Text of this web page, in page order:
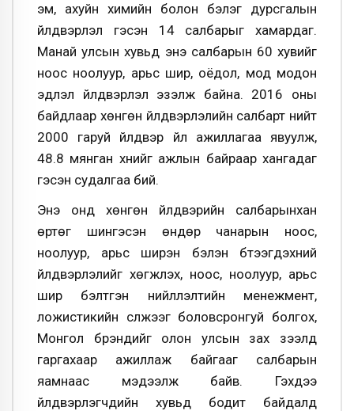
эм, ахуйн химийн болон бэлэг дурсгалын
үйлдвэрлэл гэсэн 14 салбарыг хамардаг.
Манай улсын хувьд энэ салбарын 60 хувийг
ноос ноолуур, арьс шир, оёдол, мод модон
эдлэл үйлдвэрлэл эзэлж байна. 2016 оны
байдлаар хөнгөн үйлдвэрлэлийн салбарт нийт
2000 гаруй үйлдвэр үйл ажиллагаа явуулж,
48.8 мянган хүнийг ажлын байраар хангадаг
гэсэн судалгаа бий.
Энэ онд хөнгөн үйлдвэрийн салбарынхан
өртөг шингэсэн өндөр чанарын ноос,
ноолуур, арьс ширэн бэлэн бүтээгдэхүүний
үйлдвэрлэлийг хөгжүүлэх, ноос, ноолуур, арьс
шир бэлтгэн нийлүүлэлтийн менежмент,
ложистикийн сүлжээг боловсронгуй болгох,
Монгол брэндийг олон улсын зах зээлд
гаргахаар ажиллаж байгааг салбарын
яамнаас мэдээлж байв. Гэхдээ
үйлдвэрлэгчдийн хувьд бодит байдалд